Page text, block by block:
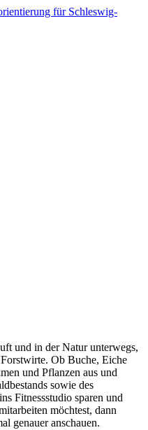
und in der Natur unterwegs,
Ob Buche, Eiche
und Pflanzen aus und
sowie des
Fitnessstudio sparen und
möchtest, dann
genauer anschauen.